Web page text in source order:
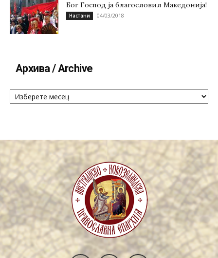
Бог Господ ја благословил Македонија!
Настани 04/03/2018
Архива / Archive
Архива